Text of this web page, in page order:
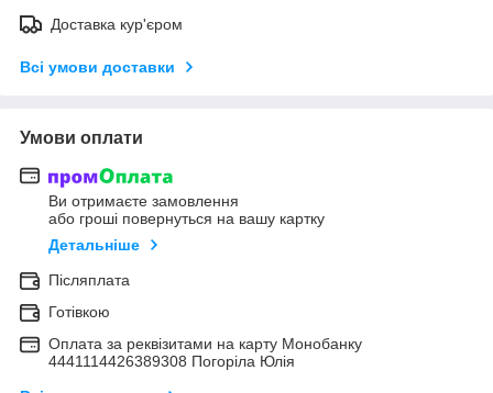
Доставка кур'єром
Всі умови доставки
Умови оплати
Ви отримаєте замовлення
або гроші повернуться на вашу картку
Детальніше
Післяплата
Готівкою
Оплата за реквізитами на карту Монобанку
4441114426389308 Погоріла Юлія